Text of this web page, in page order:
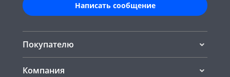
Написать сообщение
Покупателю
Компания